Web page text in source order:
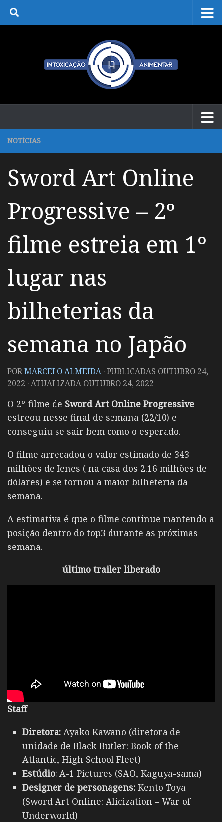
Skip to content
NOTÍCIAS
Sword Art Online
Progressive – 2º
filme estreia em 1º
lugar nas
bilheterias da
semana no Japão
PORMARCELO ALMEIDA · PUBLICADAS OUTUBRO 24,
2022 · ATUALIZADA OUTUBRO 24, 2022
O 2º filme de Sword Art Online Progressive
estreou nesse final de semana (22/10) e
conseguiu se sair bem como o esperado.
O filme arrecadou o valor estimado de 343
milhões de Ienes ( na casa dos 2.16 milhões de
dólares) e se tornou a maior bilheteria da
semana.
A estimativa é que o filme continue mantendo a
posição dentro do top3 durante as próximas
semana.
último trailer liberado
Staff
Diretora: Ayako Kawano (diretora de
unidade de Black Butler: Book of the
Atlantic, High School Fleet)
Estúdio: A-1 Pictures (SAO, Kaguya-sama)
Designer de personagens: Kento Toya
(Sword Art Online: Alicization – War of
Underworld)